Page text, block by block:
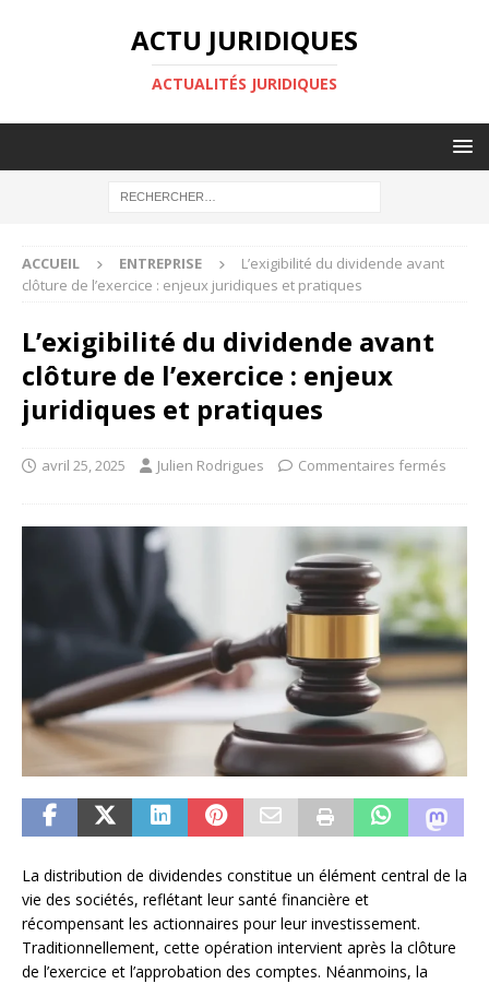
ACTU JURIDIQUES
ACTUALITÉS JURIDIQUES
ACCUEIL ENTREPRISE
L’exigibilité du dividende avant
clôture de l’exercice : enjeux juridiques et pratiques
L’exigibilité du dividende avant
clôture de l’exercice : enjeux
juridiques et pratiques
avril 25, 2025 Julien Rodrigues Commentaires fermés
La distribution de dividendes constitue un élément central de la
vie des sociétés, reflétant leur santé financière et
récompensant les actionnaires pour leur investissement.
Traditionnellement, cette opération intervient après la clôture
de l’exercice et l’approbation des comptes. Néanmoins, la